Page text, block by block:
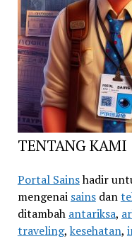
TENTANG KAMI
Portal Sainshadir
mengenai sainsdan
ditambah antariksa,
traveling, kesehatan,